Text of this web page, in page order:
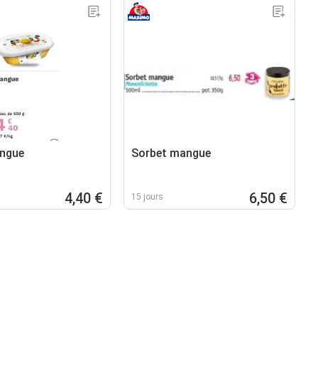
4,40 €
Sorbet mangue
15 jours 6,50 €